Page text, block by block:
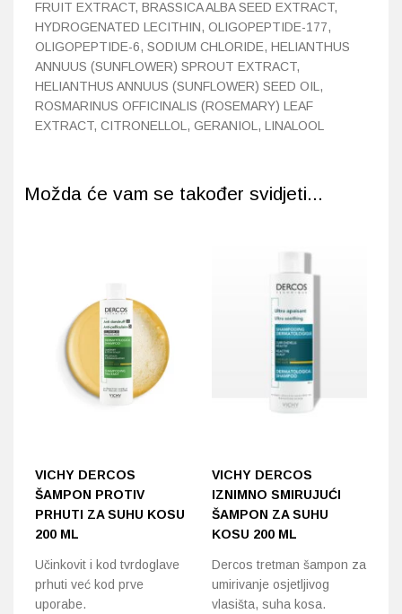
FRUIT EXTRACT, BRASSICA ALBA SEED EXTRACT,
HYDROGENATED LECITHIN, OLIGOPEPTIDE-177,
OLIGOPEPTIDE-6, SODIUM CHLORIDE, HELIANTHUS
ANNUUS (SUNFLOWER) SPROUT EXTRACT,
HELIANTHUS ANNUUS (SUNFLOWER) SEED OIL,
ROSMARINUS OFFICINALIS (ROSEMARY) LEAF
EXTRACT, CITRONELLOL, GERANIOL, LINALOOL
Možda će vam se također svidjeti...
VICHY DERCOS
ŠAMPON PROTIV
PRHUTI ZA SUHU KOSU
200 ML
Učinkovit i kod tvrdoglave
prhuti već kod prve
uporabe.
VICHY DERCOS
IZNIMNO SMIRUJUĆI
ŠAMPON ZA SUHU
KOSU 200 ML
Dercos tretman šampon za
umirivanje osjetljivog
vlasišta, suha kosa.